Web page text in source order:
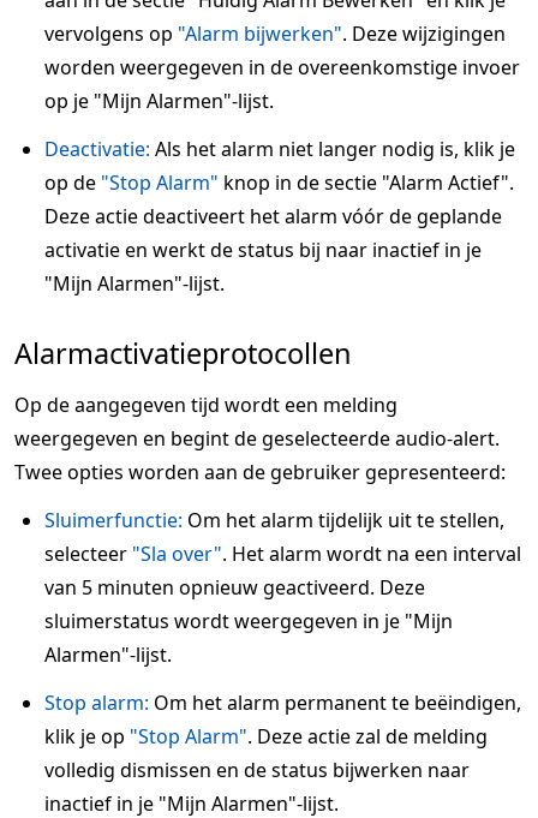
vervolgens op "Alarm bijwerken". Deze wijzigingen
worden weergegeven in de overeenkomstige invoer
op je "Mijn Alarmen"-lijst.
Deactivatie: Als het alarm niet langer nodig is, klik je
op de "Stop Alarm" knop in de sectie "Alarm Actief".
Deze actie deactiveert het alarm vóór de geplande
activatie en werkt de status bij naar inactief in je
"Mijn Alarmen"-lijst.
Alarmactivatieprotocollen
Op de aangegeven tijd wordt een melding
weergegeven en begint de geselecteerde audio-alert.
Twee opties worden aan de gebruiker gepresenteerd:
Sluimerfunctie: Om het alarm tijdelijk uit te stellen,
selecteer "Sla over". Het alarm wordt na een interval
van 5 minuten opnieuw geactiveerd. Deze
sluimerstatus wordt weergegeven in je "Mijn
Alarmen"-lijst.
Stop alarm: Om het alarm permanent te beëindigen,
klik je op "Stop Alarm". Deze actie zal de melding
volledig dismissen en de status bijwerken naar
inactief in je "Mijn Alarmen"-lijst.